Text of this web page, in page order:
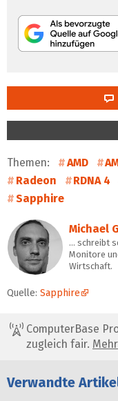
Themen: AMD
Radeon
RDNA 4
Sapphire
Michael
… schreibt
Monitore
Wirtschaft.
Quelle: Sapphire
ComputerBase
zugleich fair.
Verwandte